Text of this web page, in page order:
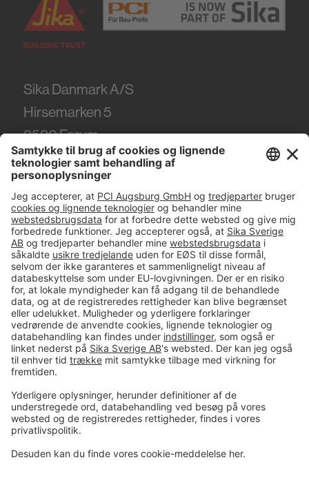
Sika Danmark A/S
Hirsemarken 5
3520Farum
Tel. +45 86 61 22 99
#PCI
Imprint
Almindelige salgs- og
leveringsbetingelser
Juridisk meddelelse